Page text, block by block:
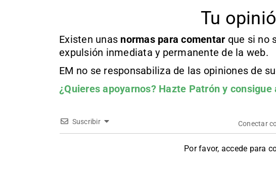
Tu
Existen unas normas para comentar que si no
expulsión inmediata y permanente de la web.
EM no se responsabiliza de las opiniones de
¿Quieres apoyarnos? Hazte Patrón y consigue
Suscribir Conectar
Por favor, accede para